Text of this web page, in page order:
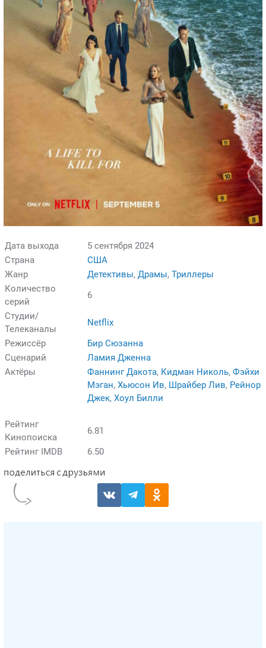
Дата выхода
5 сентября 2024
Страна
США
Жанр
Детективы, Драмы, Триллеры
Количество
серий
6
Студии/
Телеканалы
Netflix
Режиссёр
Бир Сюзанна
Сценарий
Ламия Дженна
Актёры
Фаннинг Дакота, Кидман Николь, Фэйхи
Мэган, Хьюсон Ив, Шрайбер Лив, Рейнор
Джек, Хоул Билли
Рейтинг
Кинопоиска
6.81
Рейтинг IMDB
6.50